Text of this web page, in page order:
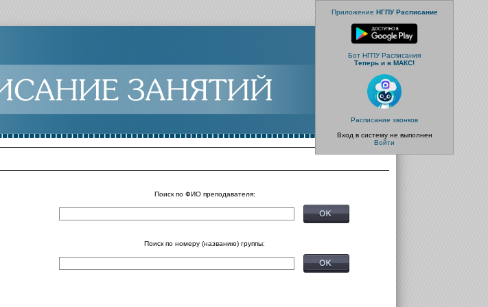
Приложение НГПУ Расписание
Бот НГПУ Расписания
Теперь и в МАКС!
Расписание звонков
Вход в систему не выполнен
Войти
Поиск по ФИО преподавателя:
Поиск по номеру (названию) группы: